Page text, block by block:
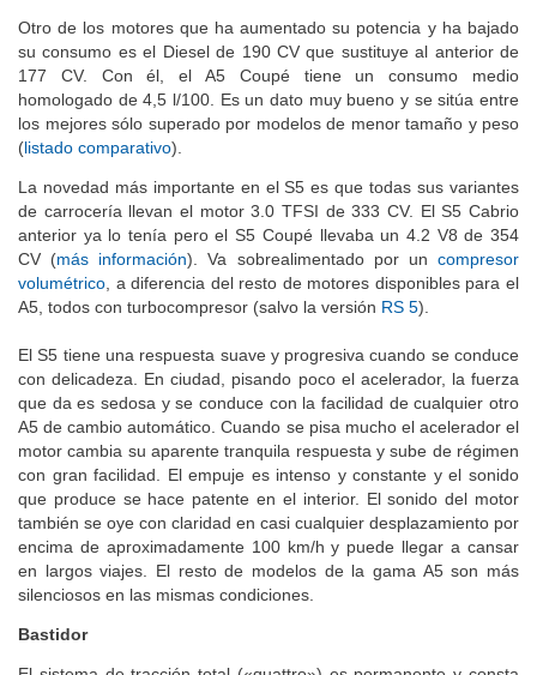
Otro de los motores que ha aumentado su potencia y ha bajado
su consumo es el Diesel de 190 CV que sustituye al anterior de
177 CV. Con él, el A5 Coupé tiene un consumo medio
homologado de 4,5 l/100. Es un dato muy bueno y se sitúa entre
los mejores sólo superado por modelos de menor tamaño y peso
(listado comparativo).
La novedad más importante en el S5 es que todas sus variantes
de carrocería llevan el motor 3.0 TFSI de 333 CV. El S5 Cabrio
anterior ya lo tenía pero el S5 Coupé llevaba un 4.2 V8 de 354
CV (más información). Va sobrealimentado por uncompresor
volumétrico , a diferencia del resto de motores disponibles para el
A5, todos con turbocompresor (salvo la versión RS 5).
El S5 tiene una respuesta suave y progresiva cuando se conduce
con delicadeza. En ciudad, pisando poco el acelerador, la fuerza
que da es sedosa y se conduce con la facilidad de cualquier otro
A5 de cambio automático. Cuando se pisa mucho el acelerador el
motor cambia su aparente tranquila respuesta y sube de régimen
con gran facilidad. El empuje es intenso y constante y el sonido
que produce se hace patente en el interior. El sonido del motor
también se oye con claridad en casi cualquier desplazamiento por
encima de aproximadamente 100 km/h y puede llegar a cansar
en largos viajes. El resto de modelos de la gama A5 son más
silenciosos en las mismas condiciones.
Bastidor